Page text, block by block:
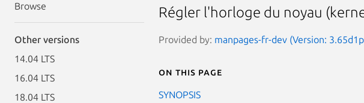
Browse
Other versions
14.04 LTS
16.04 LTS
18.04 LTS
Régler l'horloge du noyau
Provided by: manpages-fr-dev (Version:
On this page
SYNOPSIS